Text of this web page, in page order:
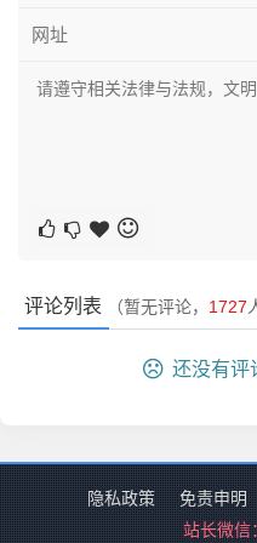
评论列表 （暂无评论， 1727
还没有评
隐私政策 免责申明
站长微信